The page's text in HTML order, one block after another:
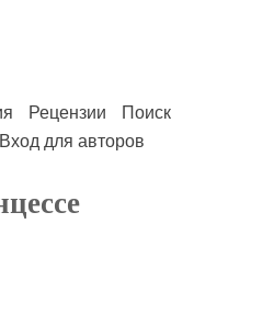
Рецензии
Поиск
Вход для авторов